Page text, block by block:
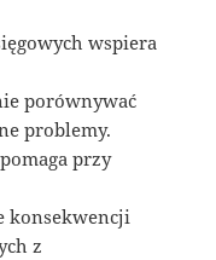
wspiera
porównywać
problemy.
przy
konsekwencji
z